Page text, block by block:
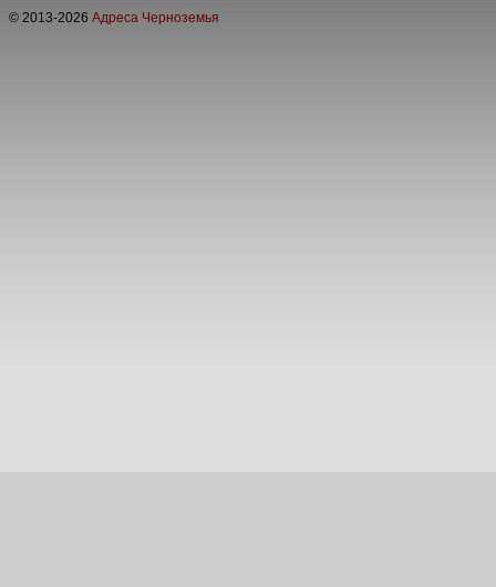
© 2013-2026 Адреса Черноземья